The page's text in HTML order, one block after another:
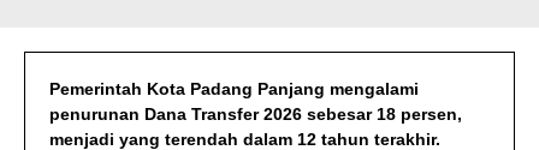
Pemerintah Kota Padang Panjang mengalami
penurunan Dana Transfer 2026 sebesar 18 persen,
menjadi yang terendah dalam 12 tahun terakhir.